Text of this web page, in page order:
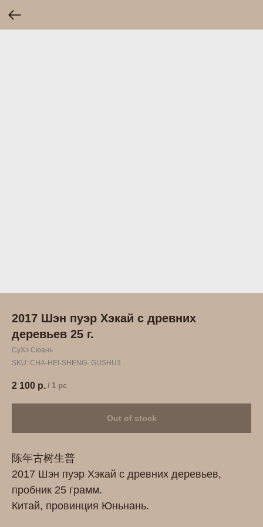
2017 Шэн пуэр Хэкай с древних
деревьев 25 г.
СуХэ Сюань
SKU: СHA-HEI-SHENG- GUSHU3
2 100 р. / 1 pc
Out of stock
陈年古树生普
2017 Шэн пуэр Хэкай с древних деревьев,
пробник 25 грамм.
Китай, провинция Юньнань.